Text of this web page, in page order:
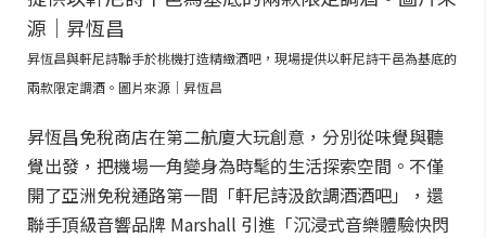
昇恆昌與軒尼詩聯手於桃機打造精緻酒吧，現場提供以軒尼詩干邑為基底的
兩款限定調酒。圖片來源｜昇恆昌
昇恆昌免稅商店在第二航廈大玩創意，分別從味覺與聽
覺出發，把機場一角變身為時髦的生活探索空間。不僅
開了亞洲免稅通路第一間「軒尼詩汲飲調酒酒吧」，還
聯手頂級音響品牌 Marshall 引進「沉浸式音樂體驗快閃